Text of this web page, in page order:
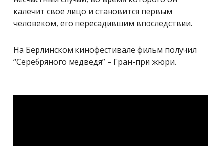
калечит свое лицо и становится первым
человеком, его пересадившим впоследствии.
На Берлинском кинофестивале фильм получил
“Серебряного медведя” – Гран-при жюри.